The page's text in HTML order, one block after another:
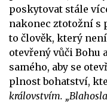
poskytovat stále
nakonec ztotožní s
to člověk, který
otevřený vůči Bohu
samého, aby se
plnost bohatství,
královstvím.